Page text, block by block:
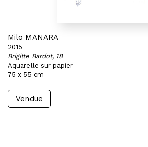
Milo MANARA
2015
Brigitte Bardot, 18
Aquarelle sur papier
75 x 55 cm
Vendue